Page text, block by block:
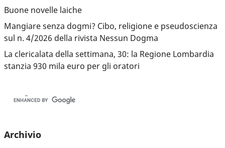
Buone novelle laiche
Mangiare senza dogmi? Cibo, religione e pseudoscienza
sul n. 4/2026 della rivista Nessun Dogma
La clericalata della settimana, 30: la Regione Lombardia
stanzia 930 mila euro per gli oratori
Archivio